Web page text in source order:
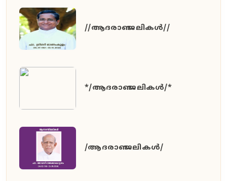
//ആദരാഞ്ജലികൾ//
*/ആദരാഞ്ജലികൾ/*
/ആദരാഞ്ജലികൾ/